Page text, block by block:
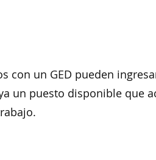
con un GED pueden
un puesto disponible que